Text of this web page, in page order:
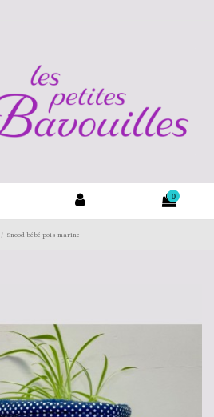
0
Snood bébé pois marine